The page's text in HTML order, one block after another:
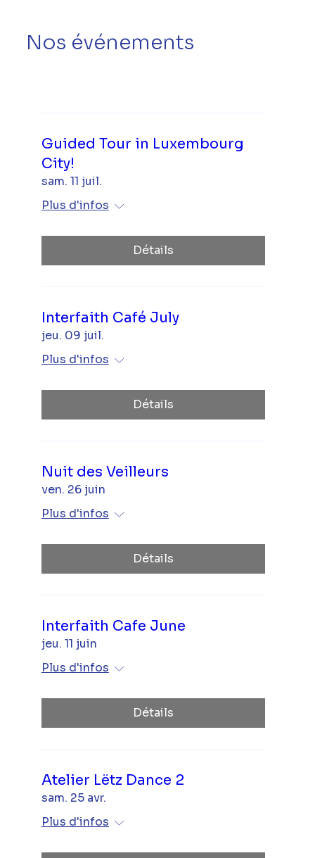
Nos événements
Guided Tour in Luxembourg
City!
sam. 11 juil.
Plus d'infos
Détails
Interfaith Café July
jeu. 09 juil.
Plus d'infos
Détails
Nuit des Veilleurs
ven. 26 juin
Plus d'infos
Détails
Interfaith Cafe June
jeu. 11 juin
Plus d'infos
Détails
Atelier Lëtz Dance 2
sam. 25 avr.
Plus d'infos